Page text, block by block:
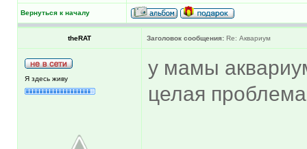
Вернуться к началу
theRAT Заголовок сообщения: Re: Аквариум
Я здесь живу
у мамы
целая